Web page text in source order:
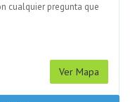
cualquier pregunta que
Ver Mapa